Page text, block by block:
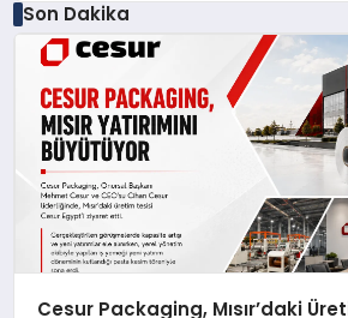
Son Dakika
Cesur Packaging, Mısır’daki